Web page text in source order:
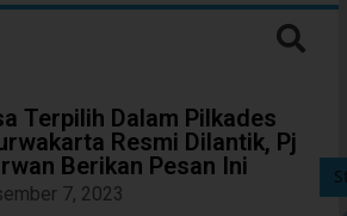
Terpilih Dalam Pilkades
Resmi Dilantik, Pj
Berikan Pesan Ini
7, 2023